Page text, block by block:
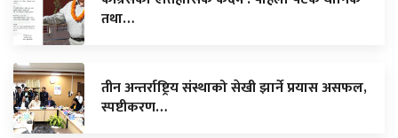
तथा…
तीन अन्तर्राष्ट्रिय संस्थाको सेखी झार्ने प्रयास असफल,
स्पष्टीकरण…